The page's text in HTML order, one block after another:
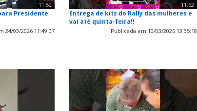
11:52
Presidente
24/03/2026 11:49:07
11:52
Entrega de kits do Rally das mulheres e
vai até quinta-feira!!
Publicada em 10/03/2026 13:35:18